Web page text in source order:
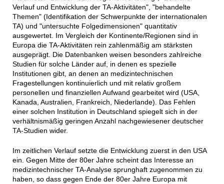
Verlauf und Entwicklung der TA-Aktivitäten", "behandelte
Themen" (Identifikation der Schwerpunkte der internationalen
TA) und "untersuchte Folgedimensionen" quantitativ
ausgewertet. Im Vergleich der Kontinente/Regionen sind in
Europa die TA-Aktivitäten rein zahlenmäßig am stärksten
ausgeprägt. Die Datenbanken weisen besonders zahlreiche
Studien für solche Länder auf, in denen es spezielle
Institutionen gibt, an denen an medizintechnischen
Fragestellungen kontinuierlich und mit relativ großem
personellen und finanziellen Aufwand gearbeitet wird (USA,
Kanada, Australien, Frankreich, Niederlande). Das Fehlen
einer solchen Institution in Deutschland spiegelt sich in der
verhältnismäßig geringen Anzahl nachgewiesener deutscher
TA-Studien wider.
Im zeitlichen Verlauf setzte die Entwicklung zuerst in den USA
ein. Gegen Mitte der 80er Jahre scheint das Interesse an
medizintechnischer TA-Analyse sprunghaft zugenommen zu
haben, so dass gegen Ende der 80er Jahre Europa mit